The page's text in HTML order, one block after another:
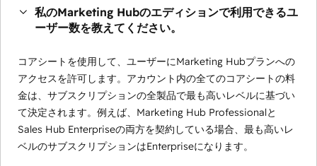
私のMarketing Hubのエディションで利用できるユ
ーザー数を教えてください。
コアシートを使用して、ユーザーにMarketing Hubプランへの
アクセスを許可します。アカウント内の全てのコアシートの料
金は、サブスクリプションの全製品で最も高いレベルに基づい
て決定されます。例えば、Marketing Hub Professionalと
Sales Hub Enterpriseの両方を契約している場合、最も高いレ
ベルのサブスクリプションはEnterpriseになります。